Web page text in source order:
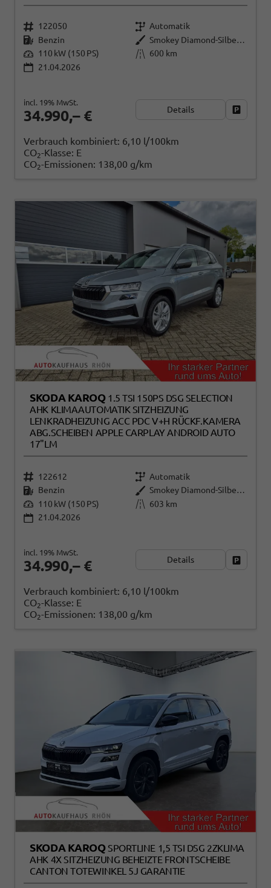
122050
Automatik
Benzin
Smokey Diamond-Silber Metallic
110 kW (150 PS)
600 km
21.04.2026
34.990,– €
incl. 19% MwSt.
Details
Verbrauch kombiniert: 6,10 l/100km
CO2-Klasse: E
CO2-Emissionen: 138,00 g/km
SKODA KAROQ 1.5 TSI 150PS DSG SELECTION
AHK KLIMAAUTOMATIK SITZHEIZUNG
LENKRADHEIZUNG ACC PDC V+H RÜCKF.KAMERA
ABG.SCHEIBEN APPLE CARPLAY ANDROID AUTO
17"LM
122612
Automatik
Benzin
Smokey Diamond-Silber Metallic
110 kW (150 PS)
603 km
21.04.2026
34.990,– €
incl. 19% MwSt.
Details
Verbrauch kombiniert: 6,10 l/100km
CO2-Klasse: E
CO2-Emissionen: 138,00 g/km
SKODA KAROQ SPORTLINE 1,5 TSI DSG 2ZKLIMA
AHK 4X SITZHEIZUNG BEHEIZTE FRONTSCHEIBE
CANTON TOTEWINKEL 5J GARANTIE